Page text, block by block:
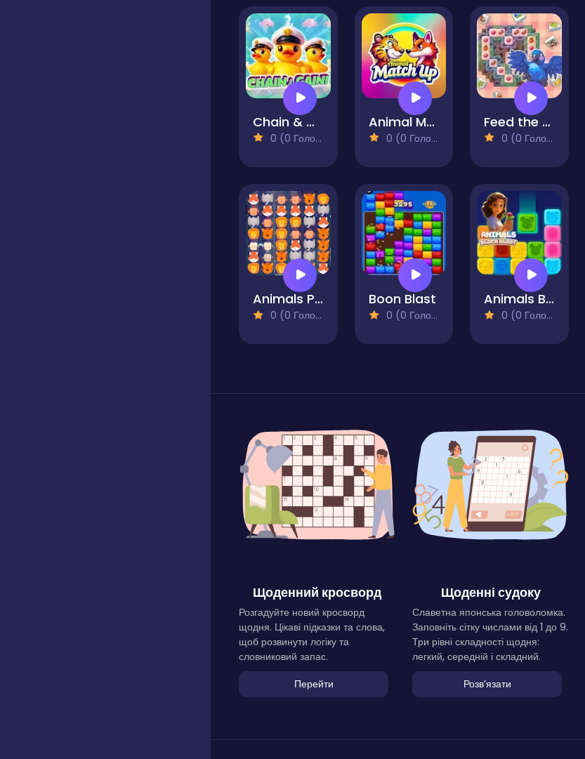
Chain & Gain!
0 (0 Голосів)
Animal Match-Up
0 (0 Голосів)
Feed the Parrot
0 (0 Голосів)
Animals Pairs Match 3
0 (0 Голосів)
Boon Blast
0 (0 Голосів)
Animals Block Blast
0 (0 Голосів)
Щоденний кросворд
Розгадуйте новий кросворд
щодня. Цікаві підказки та слова,
щоб розвинути логіку та
словниковий запас.
Перейти
Щоденні судоку
Славетна японська головоломка.
Заповніть сітку числами від 1 до 9.
Три рівні складності щодня:
легкий, середній і складний.
Розвʼязати